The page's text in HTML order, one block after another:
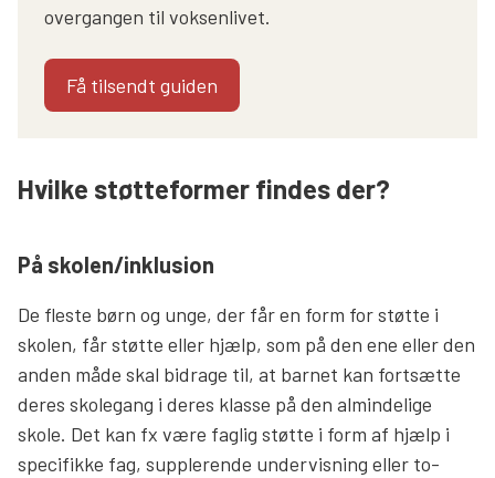
overgangen til voksenlivet.
Få tilsendt guiden
Hvilke støtteformer findes der?
På skolen/inklusion
De fleste børn og unge, der får en form for støtte i
skolen, får støtte eller hjælp, som på den ene eller den
anden måde skal bidrage til, at barnet kan fortsætte
deres skolegang i deres klasse på den almindelige
skole. Det kan fx være faglig støtte i form af hjælp i
specifikke fag, supplerende undervisning eller to-